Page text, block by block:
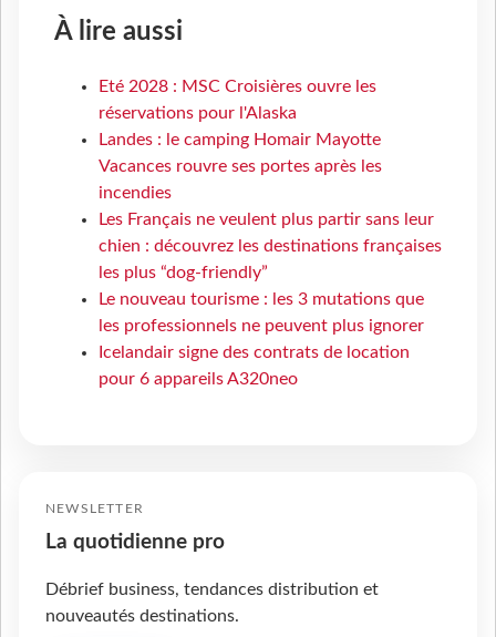
À lire aussi
Eté 2028 : MSC Croisières ouvre les
réservations pour l'Alaska
Landes : le camping Homair Mayotte
Vacances rouvre ses portes après les
incendies
Les Français ne veulent plus partir sans leur
chien : découvrez les destinations françaises
les plus “dog-friendly”
Le nouveau tourisme : les 3 mutations que
les professionnels ne peuvent plus ignorer
Icelandair signe des contrats de location
pour 6 appareils A320neo
NEWSLETTER
La quotidienne pro
Débrief business, tendances distribution et
nouveautés destinations.